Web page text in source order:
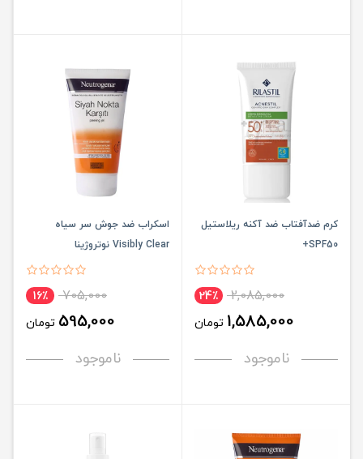
کرم ضدآفتاب ضد آکنه ریلاستیل
SPF50+
2,085,000 24٪
1,585,000 تومان
ناموجود
اسکراب ضد جوش سر سیاه
Visibly Clear نوتروژینا
705,000 16٪
595,000 تومان
ناموجود